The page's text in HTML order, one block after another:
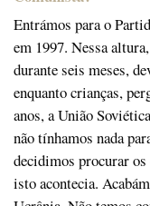
Entrámos para o
em 1997. Nessa
durante seis meses,
enquanto crianças,
anos, a União
não tínhamos nada
decidimos procurar
isto acontecia.